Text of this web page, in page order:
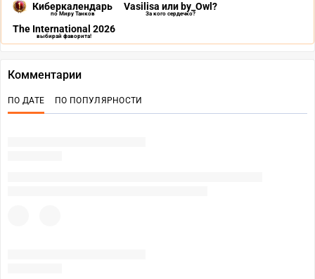
Киберкалендарь
по Миру Танков
Vasilisa или by_Owl?
За кого сердечко?
The International 2026
выбирай фаворита!
Комментарии
ПО ДАТЕ ПО ПОПУЛЯРНОСТИ